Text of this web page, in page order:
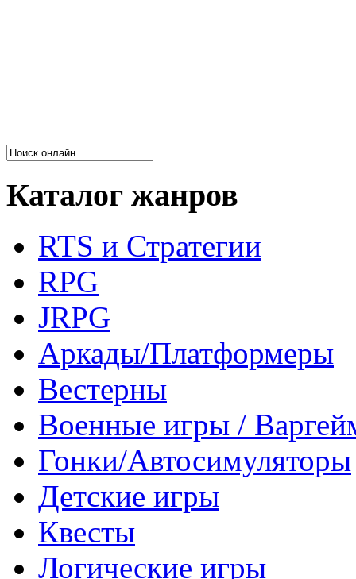
Каталог жанров
RTS и Стратегии
RPG
JRPG
Аркады/Платформеры
Вестерны
Военные игры /
Гонки/Автосимуляторы
Детские игры
Квесты
Логические игры